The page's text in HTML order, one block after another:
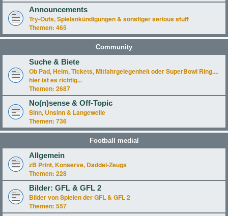
Announcements
Try-Outs, Spielankündigungen & sonstiger serious stuff
Themen: 465
Community
Suche & Biete
Ob Pad, Helm, Tickets, Mitfahrgelegenheit oder SuperBowl Ring....
hier ist es richtig...
Themen: 2687
No(n)sense & Off-Topic
Sinn, Unsinn & Langeweile
Themen: 736
Football medial
Allgemein
zB Print, Konserve, Daddel-Zeugs
Themen: 228
Bilder: GFL & GFL 2
Bilder von Spielen der GFL & GFL 2
Themen: 557